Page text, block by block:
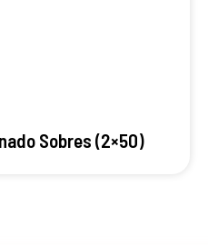
Sobres (2×50)